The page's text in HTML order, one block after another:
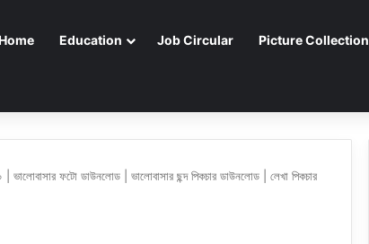
Education Job Circular Picture Collection
ফটো ডাউনলোড | ভালোবাসার ছন্দ পিকচার ডাউনলোড | লেখা পিকচার